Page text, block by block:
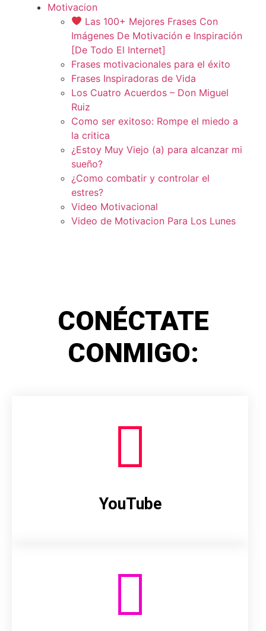
Motivacion
Las 100+ Mejores Frases Con
Imágenes De Motivación e Inspiración
[De Todo El Internet]
Frases motivacionales para el éxito
Frases Inspiradoras de Vida
Los Cuatro Acuerdos – Don Miguel
Ruiz
Como ser exitoso: Rompe el miedo a
la critica
¿Estoy Muy Viejo (a) para alcanzar mi
sueño?
¿Como combatir y controlar el
estres?
Video Motivacional
Video de Motivacion Para Los Lunes
CONÉCTATE
CONMIGO:
YouTube